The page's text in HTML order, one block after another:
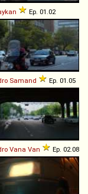
Ep. 01.02
Samand Ep. 01.05
Vana Van Ep. 02.08